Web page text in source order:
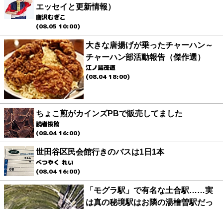
エッセイと更新情報）
唐沢むぎこ
(08.05 10:00)
大きな唐揚げが乗ったチャーハン～
チャーハン部活動報告（傑作選）
江ノ島茂道
(08.04 18:00)
ちょこ煎がカインズPBで販売してました
読者投稿
(08.04 16:00)
世田谷区民会館行きのバスは1日1本
べつやく れい
(08.04 16:00)
「モグラ駅」で有名な土合駅……実
は真の秘境駅はお隣の湯檜曽駅だっ